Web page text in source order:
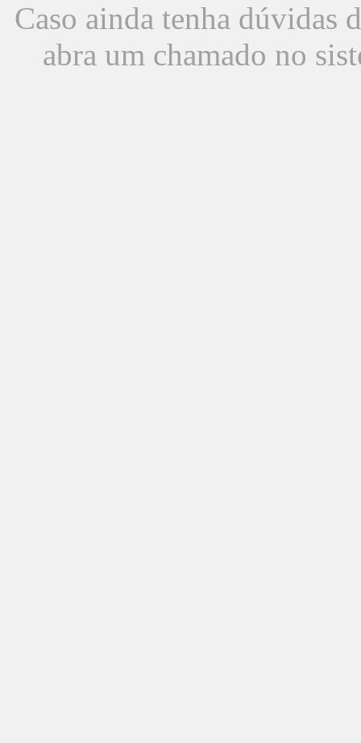
Caso ainda tenha dúvidas
abra um chamado no